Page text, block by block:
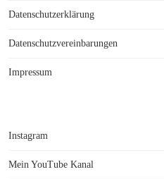
Datenschutzerklärung
Datenschutzvereinbarungen
Impressum
Instagram
Mein YouTube Kanal